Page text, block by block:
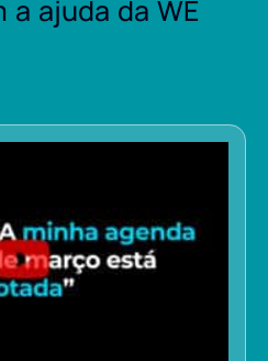
ajuda da WE